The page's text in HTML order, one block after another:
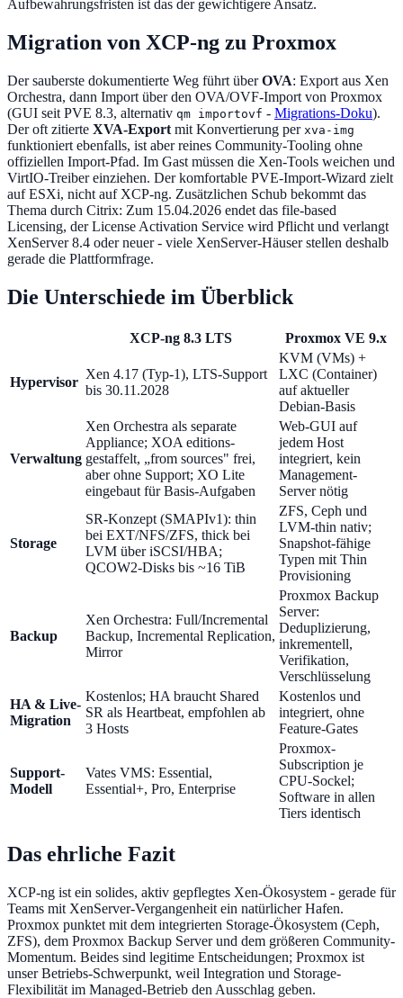
Aufbewahrungsfristen ist das der gewichtigere Ansatz.
Migration von XCP-ng zu Proxmox
Der sauberste dokumentierte Weg führt überOVA: Export aus Xen
Orchestra, dann Import über den OVA/OVF-Import von Proxmox
(GUI seit PVE 8.3, alternativ qm importovf - Migrations-Doku).
Der oft zitierte XVA-Export mit Konvertierung per xva-img
funktioniert ebenfalls, ist aber reines Community-Tooling ohne
offiziellen Import-Pfad. Im Gast müssen die Xen-Tools weichen und
VirtIO-Treiber einziehen. Der komfortable PVE-Import-Wizard zielt
auf ESXi, nicht auf XCP-ng. Zusätzlichen Schub bekommt das
Thema durch Citrix: Zum 15.04.2026 endet das file-based
Licensing, der License Activation Service wird Pflicht und verlangt
XenServer 8.4 oder neuer - viele XenServer-Häuser stellen deshalb
gerade die Plattformfrage.
Die Unterschiede im Überblick
XCP-ng 8.3 LTS Proxmox VE 9.x
Hypervisor
Xen 4.17 (Typ-1), LTS-Support
bis 30.11.2028
KVM (VMs) +
LXC (Container)
auf aktueller
Debian-Basis
Verwaltung
Xen Orchestra als separate
Appliance; XOA editions-
gestaffelt, „from sources" frei,
aber ohne Support; XO Lite
eingebaut für Basis-Aufgaben
Web-GUI auf
jedem Host
integriert, kein
Management-
Server nötig
Storage
SR-Konzept (SMAPIv1): thin
bei EXT/NFS/ZFS, thick bei
LVM über iSCSI/HBA;
QCOW2-Disks bis ~16 TiB
ZFS, Ceph und
LVM-thin nativ;
Snapshot-fähige
Typen mit Thin
Provisioning
Backup
Xen Orchestra: Full/Incremental
Backup, Incremental Replication,
Mirror
Proxmox Backup
Server:
Deduplizierung,
inkrementell,
Verifikation,
Verschlüsselung
HA & Live-
Migration
Kostenlos; HA braucht Shared
SR als Heartbeat, empfohlen ab
3 Hosts
Kostenlos und
integriert, ohne
Feature-Gates
Support-
Modell
Vates VMS: Essential,
Essential+, Pro, Enterprise
Proxmox-
Subscription je
CPU-Sockel;
Software in allen
Tiers identisch
Das ehrliche Fazit
XCP-ng ist ein solides, aktiv gepflegtes Xen-Ökosystem - gerade für
Teams mit XenServer-Vergangenheit ein natürlicher Hafen.
Proxmox punktet mit dem integrierten Storage-Ökosystem (Ceph,
ZFS), dem Proxmox Backup Server und dem größeren Community-
Momentum. Beides sind legitime Entscheidungen; Proxmox ist
unser Betriebs-Schwerpunkt, weil Integration und Storage-
Flexibilität im Managed-Betrieb den Ausschlag geben.